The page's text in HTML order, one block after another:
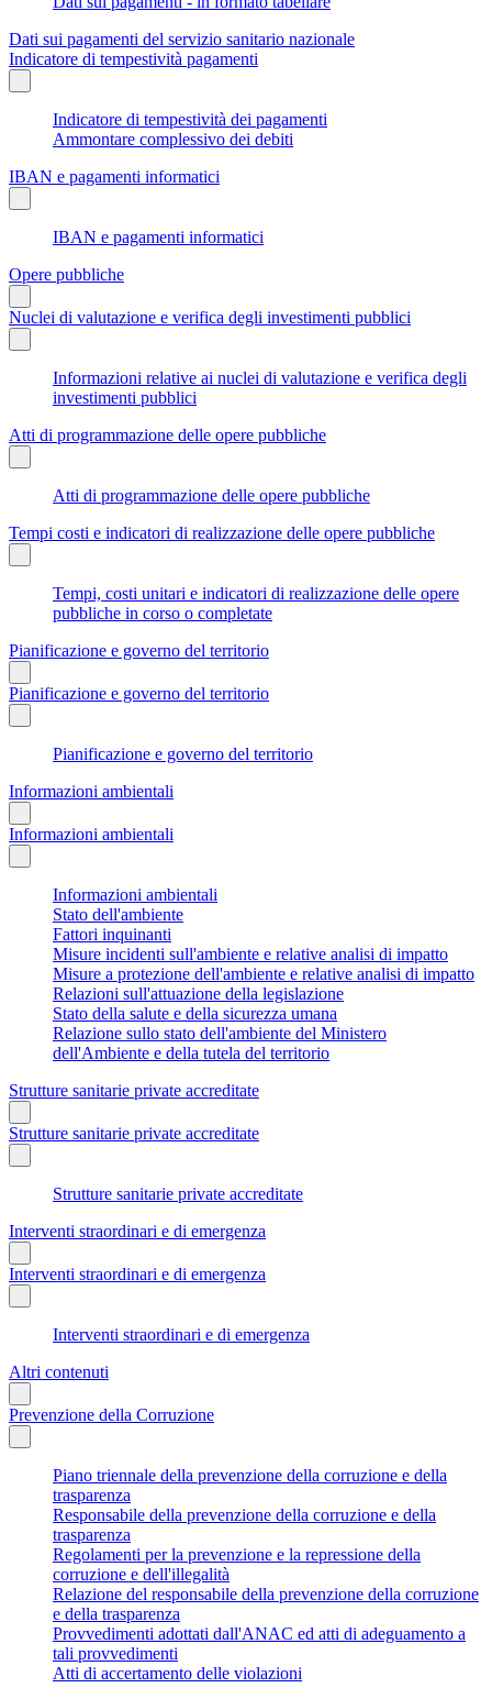
Dati sui pagamenti del servizio sanitario nazionale
Indicatore di tempestività pagamenti
Indicatore di tempestività dei pagamenti
Ammontare complessivo dei debiti
IBAN e pagamenti informatici
IBAN e pagamenti informatici
Opere pubbliche
Nuclei di valutazione e verifica degli investimenti pubblici
Informazioni relative ai nuclei di valutazione e verifica degli
investimenti pubblici
Atti di programmazione delle opere pubbliche
Atti di programmazione delle opere pubbliche
Tempi costi e indicatori di realizzazione delle opere pubbliche
Tempi, costi unitari e indicatori di realizzazione delle opere
pubbliche in corso o completate
Pianificazione e governo del territorio
Pianificazione e governo del territorio
Pianificazione e governo del territorio
Informazioni ambientali
Informazioni ambientali
Informazioni ambientali
Stato dell'ambiente
Fattori inquinanti
Misure incidenti sull'ambiente e relative analisi di impatto
Misure a protezione dell'ambiente e relative analisi di impatto
Relazioni sull'attuazione della legislazione
Stato della salute e della sicurezza umana
Relazione sullo stato dell'ambiente del Ministero
dell'Ambiente e della tutela del territorio
Strutture sanitarie private accreditate
Strutture sanitarie private accreditate
Strutture sanitarie private accreditate
Interventi straordinari e di emergenza
Interventi straordinari e di emergenza
Interventi straordinari e di emergenza
Altri contenuti
Prevenzione della Corruzione
Piano triennale della prevenzione della corruzione e della
trasparenza
Responsabile della prevenzione della corruzione e della
trasparenza
Regolamenti per la prevenzione e la repressione della
corruzione e dell'illegalità
Relazione del responsabile della prevenzione della corruzione
e della trasparenza
Provvedimenti adottati dall'ANAC ed atti di adeguamento a
tali provvedimenti
Atti di accertamento delle violazioni